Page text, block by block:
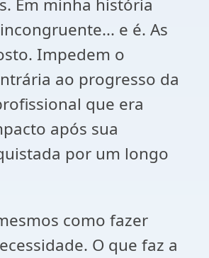
Em minha história
e é. As
Impedem o
ao progresso da
que era
após sua
por um longo
como fazer
O que faz a